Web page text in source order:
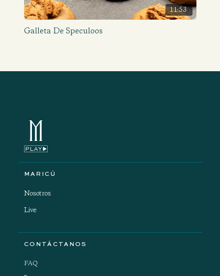
11:53
Galleta De Speculoos
MARICÚ
Nosotros
Live
CONTÁCTANOS
FAQ